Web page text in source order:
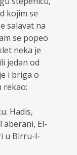
kojim se
salavat na
se popeo
neka je
jedan od
i briga o
rekao:
Hadis,
El-
u Birru-l-